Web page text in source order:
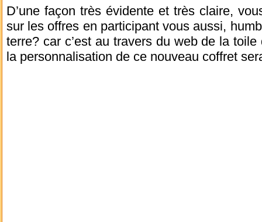
D’une façon très évidente et très claire,
sur les offres en participant vous aussi,
terre? car c’est au travers du web de la
la personnalisation de ce nouveau coffret